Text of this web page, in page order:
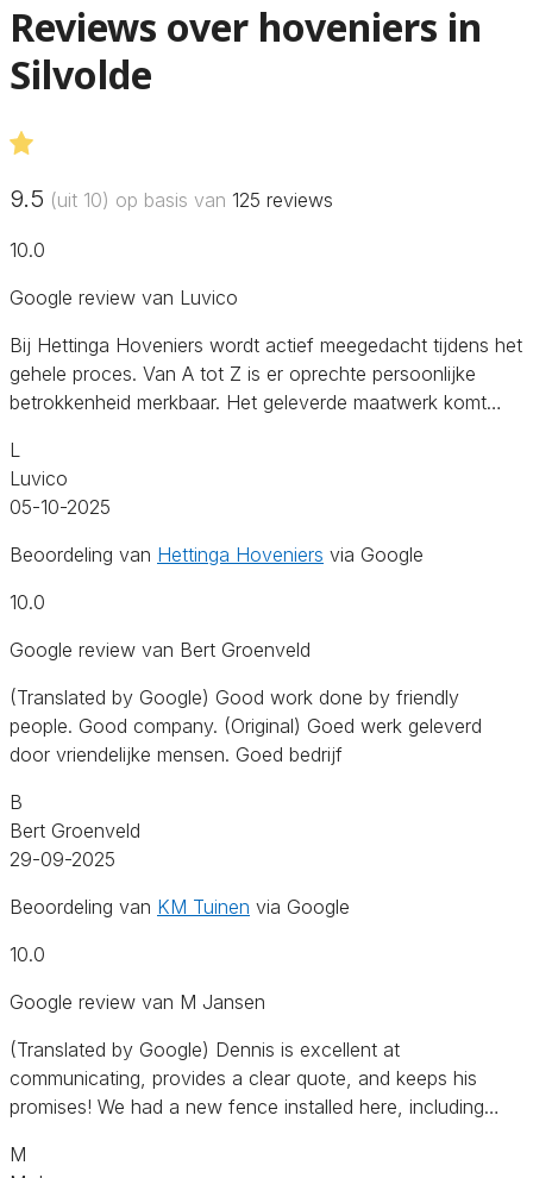
Reviews over hoveniers in
Silvolde
9.5 (uit 10) op basis van 125 reviews
10.0
Google review van Luvico
Bij Hettinga Hoveniers wordt actief meegedacht tijdens het
gehele proces. Van A tot Z is er oprechte persoonlijke
betrokkenheid merkbaar. Het geleverde maatwerk komt…
L
Luvico
05-10-2025
Beoordeling van Hettinga Hoveniers via Google
10.0
Google review van Bert Groenveld
(Translated by Google) Good work done by friendly
people. Good company. (Original) Goed werk geleverd
door vriendelijke mensen. Goed bedrijf
B
Bert Groenveld
29-09-2025
Beoordeling van KM Tuinen via Google
10.0
Google review van M Jansen
(Translated by Google) Dennis is excellent at
communicating, provides a clear quote, and keeps his
promises! We had a new fence installed here, including…
M